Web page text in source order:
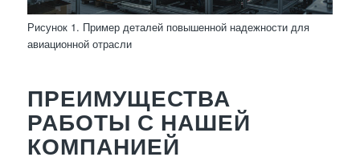
Рисунок 1. Пример деталей повышенной надежности для
авиационной отрасли
ПРЕИМУЩЕСТВА
РАБОТЫ С НАШЕЙ
КОМПАНИЕЙ